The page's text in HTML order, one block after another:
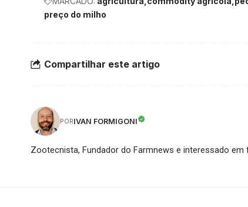
preço do milho
Compartilhar este artigo
PORIVAN FORMIGONI
Zootecnista, Fundador do Farmnews e interessado